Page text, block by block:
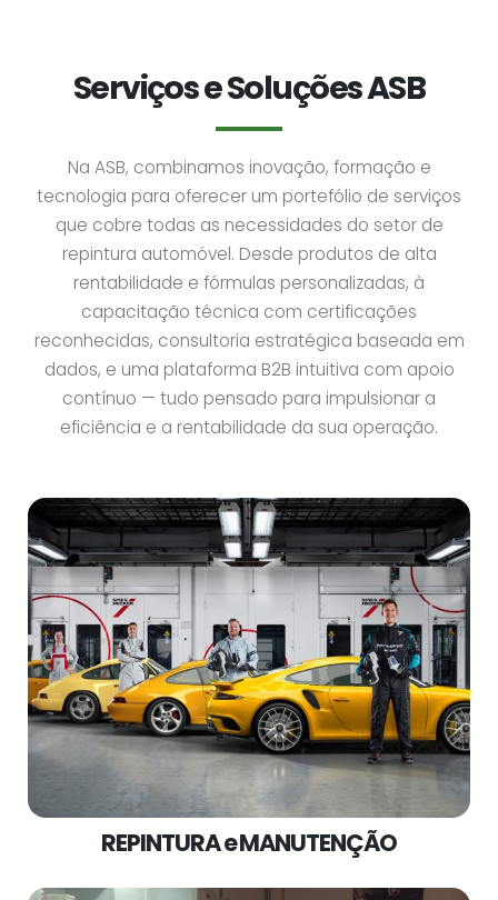
Serviços e Soluções ASB
Na ASB, combinamos inovação, formação e
tecnologia para oferecer um portefólio de serviços
que cobre todas as necessidades do setor de
repintura automóvel. Desde produtos de alta
rentabilidade e fórmulas personalizadas, à
capacitação técnica com certificações
reconhecidas, consultoria estratégica baseada em
dados, e uma plataforma B2B intuitiva com apoio
contínuo — tudo pensado para impulsionar a
eficiência e a rentabilidade da sua operação.
REPINTURA e MANUTENÇÃO